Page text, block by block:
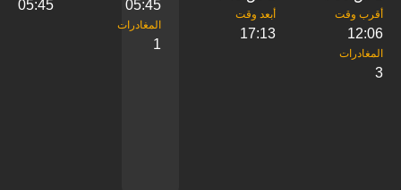
12:06
17:13
3
05:45
05:45
1